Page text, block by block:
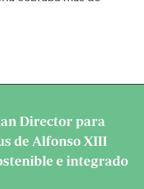
Director para
de Alfonso XIII
e integrado